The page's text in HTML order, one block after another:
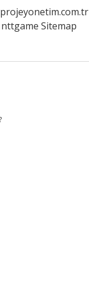
nttgame Sitemap